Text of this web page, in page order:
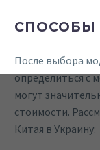
СПОСОБЫ
После выбора
определиться с
могут
стоимости.
Китая в Украину: